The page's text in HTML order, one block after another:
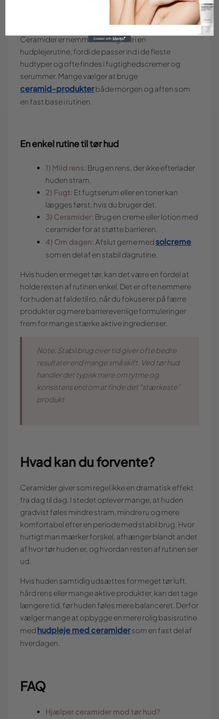
Ceramider er nemme at integrere i en
hudplejerutine, fordi de passer ind i de fleste
hudtyper og ofte findes i fugtighedscremer og
serummer. Mange vælger at bruge
ceramid-produkterbåde morgen og aften som
en fast base i rutinen.
En enkel rutine til tør hud
1) Mild rens: Brug en rens, der ikke efterlader
huden stram.
2) Fugt: Et fugtserum eller en toner kan
lægges først, hvis du bruger det.
3) Ceramider: Brug en creme eller lotion med
ceramider for at støtte barrieren.
4) Om dagen: Afslut gerne medsolcreme
som en del af en stabil dagrutine.
Hvis huden er meget tør, kan det være en fordel at
holde resten af rutinen enkel. Det er ofte nemmere
for huden at falde til ro, når du fokuserer på færre
produkter og mere barrierevenlige formuleringer
frem for mange stærke aktive ingredienser.
Note: Stabil brug over tid giver ofte bedre
resultater end mange små skift. Ved tør hud
handler det typisk mere om rytme og
konsistens end om at finde det “stærkeste”
produkt.
Hvad kan du forvente?
Ceramider giver som regel ikke en dramatisk effekt
fra dag til dag. I stedet oplever mange, at huden
gradvist føles mindre stram, mindre ru og mere
komfortabel efter en periode med stabil brug. Hvor
hurtigt man mærker forskel, afhænger blandt andet
af hvor tør huden er, og hvordan resten af rutinen ser
ud.
Hvis huden samtidig udsættes for meget tør luft,
hård rens eller mange aktive produkter, kan det tage
længere tid, før huden føles mere balanceret. Derfor
vælger mange at opbygge en mere rolig basisrutine
med hudpleje med ceramidersom en fast del af
hverdagen.
FAQ
Hjælper ceramider mod tør hud?